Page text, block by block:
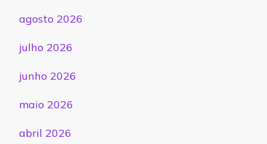
agosto 2026
julho 2026
junho 2026
maio 2026
abril 2026